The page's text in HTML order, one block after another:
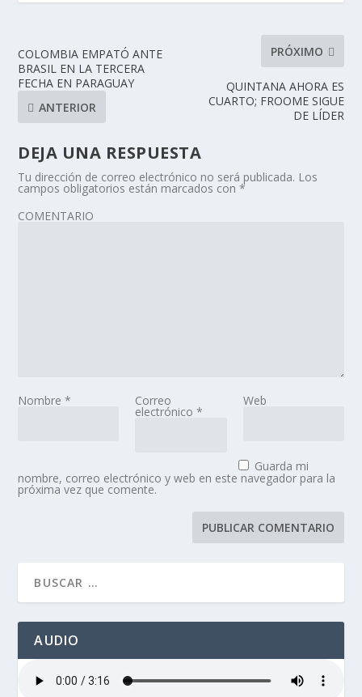
COLOMBIA EMPATÓ ANTE
BRASIL EN LA TERCERA
FECHA EN PARAGUAY
ANTERIOR
PRÓXIMO
QUINTANA AHORA ES
CUARTO; FROOME SIGUE
DE LÍDER
DEJA UNA RESPUESTA
Tu dirección de correo electrónico no será publicada. Los
campos obligatorios están marcados con*
COMENTARIO
Nombre* Correo
electrónico *
Web
Guarda mi
nombre, correo electrónico y web en este navegador para la
próxima vez que comente.
AUDIO